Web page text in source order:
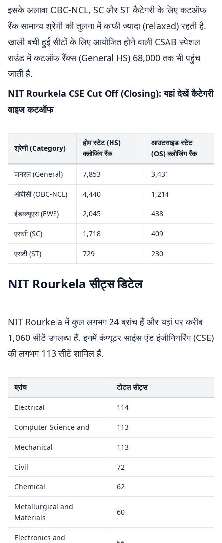
इसके अलावा OBC-NCL, SC और ST कैटेगरी के लिए कटऑफ
रैंक सामान्य श्रेणी की तुलना में काफी ज्यादा (relaxed) रहती है.
खाली बची हुई सीटों के लिए आयोजित होने वाली CSAB स्पेशल
राउंड में कटऑफ रैंक्स (General HS) 68,000 तक भी पहुंच
जाती है.
NIT Rourkela CSE Cut Off (Closing): यहां देखें कैटेगरी
वाइज कटऑफ
श्रेणी (Category)
होम स्टेट (HS)
क्लोजिंग रैंक
आउटसाइड स्टेट
(OS) क्लोजिंग रैंक
जनरल (General) 7,853 3,431
ओबीसी (OBC-NCL) 4,440 1,214
ईडब्ल्यूएस (EWS) 2,045 438
एससी (SC) 1,718 409
एसटी (ST) 729 230
NIT Rourkela सीट्स डिटेल
NIT Rourkela में कुल लगभग 24 ब्रांच हैं और यहां पर करीब
1,060 सीटें उपलब्ध हैं. इनमें कंप्यूटर साइंस एंड इंजीनियरिंग (CSE)
की लगभग 113 सीटें शामिल हैं.
ब्रांच टोटल सीट्स
Electrical 114
Computer Science and 113
Mechanical 113
Civil 72
Chemical 62
Metallurgical and
Materials
60
Electronics and